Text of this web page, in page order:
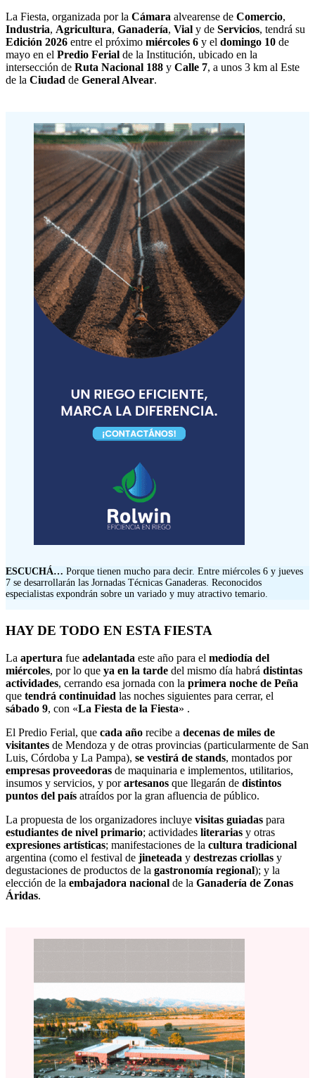
La Fiesta, organizada por la Cámara alvearense de Comercio,
Industria, Agricultura, Ganadería, Vial y de Servicios, tendrá su
Edición 2026 entre el próximo miércoles 6 y el domingo 10 de
mayo en el Predio Ferial de la Institución, ubicado en la
intersección de Ruta Nacional 188 y Calle 7, a unos 3 km al Este
de la Ciudad de General Alvear.
ESCUCHÁ… Porque tienen mucho para decir. Entre miércoles 6 y jueves
7 se desarrollarán las Jornadas Técnicas Ganaderas. Reconocidos
especialistas expondrán sobre un variado y muy atractivo temario.
HAY DE TODO EN ESTA FIESTA
La apertura fue adelantada este año para el mediodía del
miércoles, por lo que ya en la tarde del mismo día habrá distintas
actividades, cerrando esa jornada con la primera noche de Peña
que tendrá continuidad las noches siguientes para cerrar, el
sábado 9, con «La Fiesta de la Fiesta» .
El Predio Ferial, que cada año recibe a decenas de miles de
visitantes de Mendoza y de otras provincias (particularmente de San
Luis, Córdoba y La Pampa), se vestirá de stands, montados por
empresas proveedoras de maquinaria e implementos, utilitarios,
insumos y servicios, y porartesanos que llegarán de distintos
puntos del país atraídos por la gran afluencia de público.
La propuesta de los organizadores incluye visitas guiadas para
estudiantes de nivel primario; actividades literarias y otras
expresiones artísticas; manifestaciones de la cultura tradicional
argentina (como el festival de jineteada y destrezas criollas y
degustaciones de productos de la gastronomía regional); y la
elección de la embajadora nacional de la Ganadería de Zonas
Áridas.